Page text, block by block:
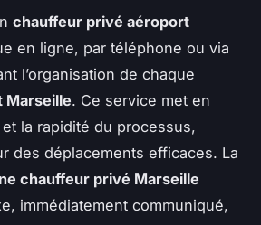
chauffeur privé aéroport
en ligne, par téléphone ou via
l’organisation de chaque
Marseille. Ce service met en
la rapidité du processus,
des déplacements efficaces. La
chauffeur privé Marseille
immédiatement communiqué,